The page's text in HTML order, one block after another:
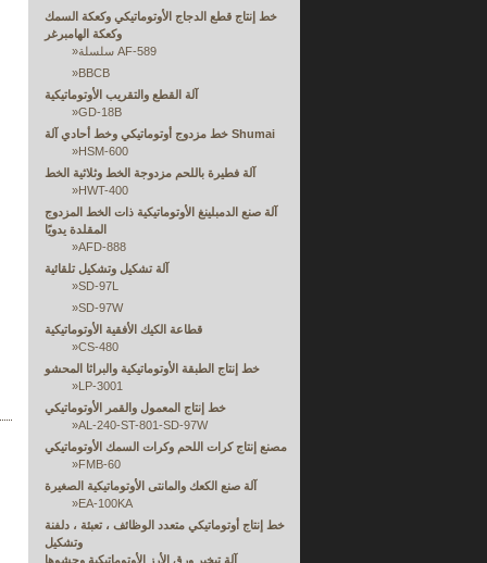
خط إنتاج قطع الدجاج الأوتوماتيكي وكعكة السمك
وكعكة الهامبرغر
»
سلسلة AF-589
»BBCB
آلة القطع والتقريب الأوتوماتيكية
»GD-18B
خط مزدوج أوتوماتيكي وخط أحادي آلة Shumai
»HSM-600
آلة فطيرة باللحم مزدوجة الخط وثلاثية الخط
»HWT-400
آلة صنع الدمبلينغ الأوتوماتيكية ذات الخط المزدوج
المقلدة يدويًا
»AFD-888
آلة تشكيل وتشكيل تلقائية
»SD-97L
»SD-97W
قطاعة الكيك الأفقية الأوتوماتيكية
»CS-480
خط إنتاج الطبقة الأوتوماتيكية والبراثا المحشو
»LP-3001
خط إنتاج المعمول والقمر الأوتوماتيكي
»AL-240-ST-801-SD-97W
مصنع إنتاج كرات اللحم وكرات السمك الأوتوماتيكي
»FMB-60
آلة صنع الكعك والمانتى الأوتوماتيكية الصغيرة
»EA-100KA
خط إنتاج أوتوماتيكي متعدد الوظائف ، تعبئة ، دلفنة
وتشكيل
آلة تبخير ورق الأرز الأوتوماتيكية وحشوها